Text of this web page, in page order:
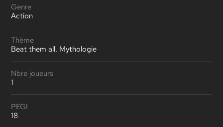
Genre
Action
Thème
Beat them all, Mythologie
Nbre joueurs
1
PEGI
18